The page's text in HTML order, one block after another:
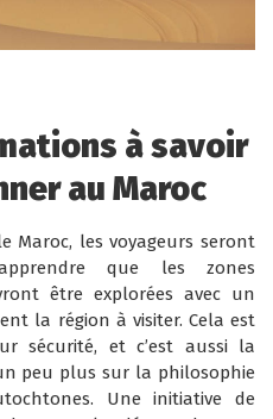
à savoir
au Maroc
Maroc, les voyageurs seront
que les zones
être explorées avec un
la région à visiter. Cela est
sécurité, et c’est aussi la
peu plus sur la philosophie
Une initiative de